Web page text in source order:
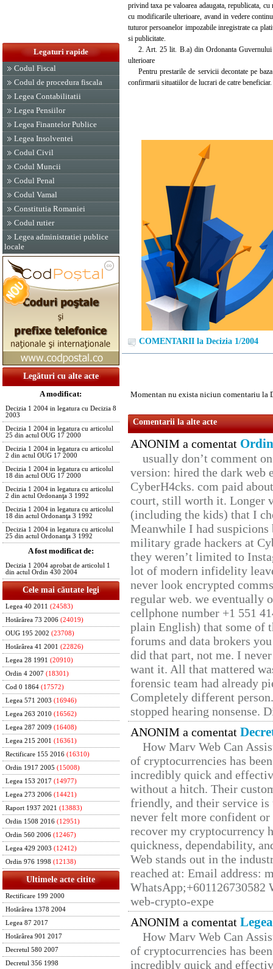
Legaturi rapide
Codul Fiscal
Codul de procedura fiscala
Legea Contabilitatii
Legea Pensiilor
Legea Finantelor Publice
Legea Insolventei
Codul Civil
Codul Muncii
Codul Penal
Codul Vamal
Constitutia Romaniei
Codul rutier
Legea administratiei publice
locale
Legături cu alte acte
A modificat:
Decizia 1 2004 in legatura cu Decizia 8
2003
Decizia 1 2004 in legatura cu articolul
25 din actul OUG 17 2000
Decizia 1 2004 in legatura cu articolul
2 din actul OUG 17 2000
Decizia 1 2004 in legatura cu articolul
18 din actul OUG 17 2000
Decizia 1 2004 in legatura cu articolul
2 din actul Ordonanţa 3 1992
Decizia 1 2004 in legatura cu articolul
18 din actul Ordonanţa 3 1992
Decizia 1 2004 in legatura cu articolul
25 din actul Ordonanţa 3 1992
A fost modificat de:
Decizia 1 2004 aprobat de articolul 1
din actul Ordin 430 2004
Cele mai căutate legi
Legea 40 2011 (24583)
Hotărârea 73 2006 (24019)
OUG 195 2002 (23708)
Hotărârea 41 2001 (22826)
Legea 28 1991 (20910)
Ordin 4 2007 (18301)
Cod 0 1864 (17572)
Legea 571 2003 (16946)
Legea 263 2010 (16562)
Legea 287 2009 (16408)
Legea 215 2001 (16361)
Rectificare 155 2016 (16310)
Ordin 1917 2005 (15008)
Legea 153 2017 (14977)
Legea 273 2006 (14421)
Raport 1937 2021 (13883)
Ordin 1508 2016 (12951)
Ordin 560 2006 (12467)
Legea 429 2003 (12412)
Ordin 976 1998 (12138)
Ultimele acte citite
Rectificare 199 2000
Hotărârea 1378 2004
Legea 87 2017
Hotărârea 901 2017
Decretul 580 2007
Decretul 356 1998
privind taxa pe valoarea adaugata, republicata,
cu modificarile ulterioare, avand in vedere
tuturor persoanelor impozabile inregistrate ca
si publicitate.
2. Art. 25 lit. B.a) din Ordonanta Guvernului
ulterioare
Pentru prestarile de servicii decontate pe
confirmarii situatiilor de lucrari de catre beneficiar.
COMENTARII la Decizia 1/2004
Momentan nu exista niciun comentariu la
Comentarii la alte acte
ANONIM a comentat
usually don’t comment
version: hired the dark web
CyberH4cks. com paid
court, still worth it. Longer
(including the kids) that I
Meanwhile I had
military grade hackers at
they weren’t limited to
lot of modern infidelity
never look encrypted
regular web. we eventually
cellphone number +1 551
plain English) that some of
forums and data brokers
did that part, not me. I
want it. All that mattered
forensic team had already
Completely different
stopped hearing nonsense.
ANONIM a comentat
How Marv Web Can
of cryptocurrencies has
incredibly quick and
without a hitch. Their
friendly, and their service
never felt more confident
recover my cryptocurrency
quickness, dependability,
Web stands out in the
reached at: Email address:
web-crypto-expe
ANONIM a comentat
How Marv Web Can
of cryptocurrencies has
incredibly quick and